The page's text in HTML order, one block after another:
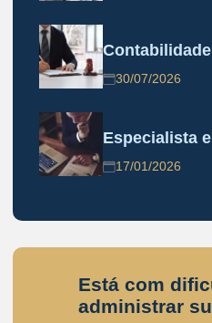
30/07/2026
Especialista
17/01/2026
Está com
administrar